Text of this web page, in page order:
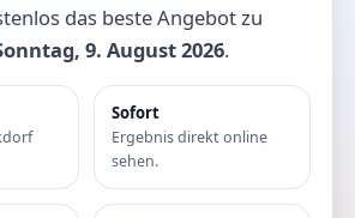
das beste Angebot zu
9. August 2026.
Sofort
Ergebnis direkt online
sehen.